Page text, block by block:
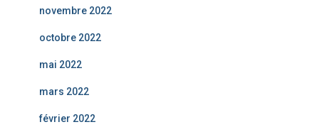
novembre 2022
octobre 2022
mai 2022
mars 2022
février 2022